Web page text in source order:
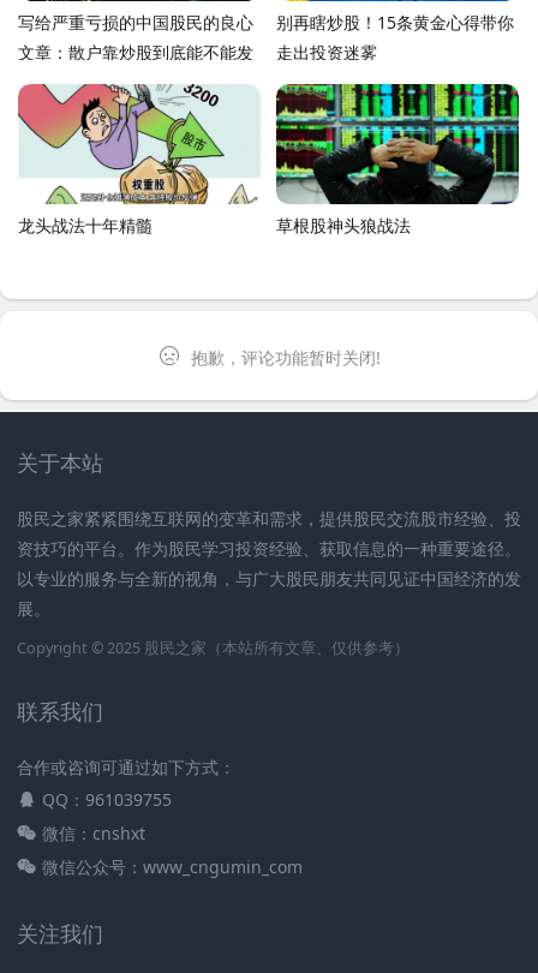
写给严重亏损的中国股民的良心
文章：散户靠炒股到底能不能发
财？
别再瞎炒股！15条黄金心得带你
走出投资迷雾
龙头战法十年精髓 草根股神头狼战法
抱歉，评论功能暂时关闭!
关于本站
股民之家紧紧围绕互联网的变革和需求，提供股民交流股市经验、投
资技巧的平台。作为股民学习投资经验、获取信息的一种重要途径。
以专业的服务与全新的视角，与广大股民朋友共同见证中国经济的发
展。
Copyright © 2025 股民之家 （本站所有文章、仅供参考）
联系我们
合作或咨询可通过如下方式：
QQ：961039755
微信：cnshxt
微信公众号：www_cngumin_com
关注我们